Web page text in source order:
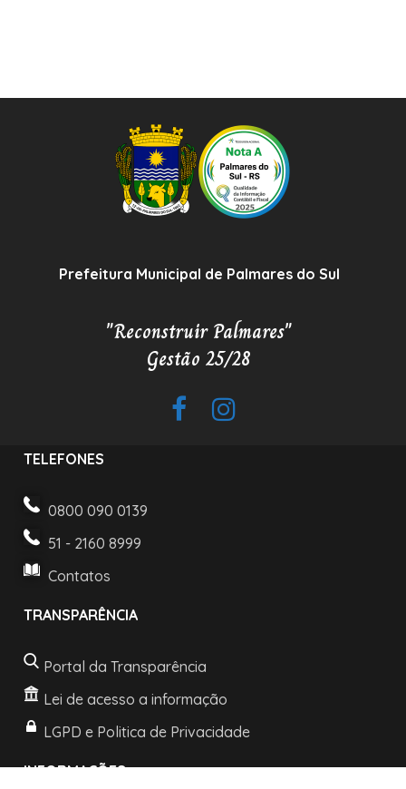
Prefeitura Municipal de Palmares do Sul
"Reconstruir Palmares"
Gestão 25/28
TELEFONES
0800 090 0139
51 - 2160 8999
Contatos
TRANSPARÊNCIA
Portal da Transparência
Lei de acesso a informação
LGPD e Politica de Privacidade
INFORMAÇÕES